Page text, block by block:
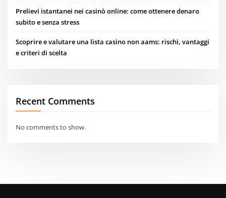
Prelievi istantanei nei casinò online: come ottenere denaro
subito e senza stress
Scoprire e valutare una lista casino non aams: rischi, vantaggi
e criteri di scelta
Recent Comments
No comments to show.